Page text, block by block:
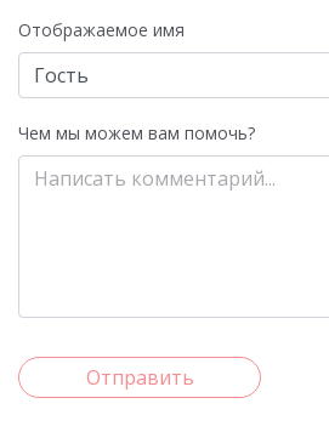
Отображаемое имя
Чем мы можем вам помочь?
Отправить